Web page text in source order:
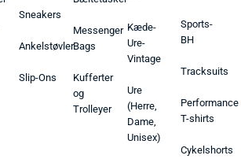
Sneakers
Ankelstøvler
Slip-Ons
Messenger
Bags
Kufferter
og
Trolleyer
Kæde-
Ure-
Vintage
Ure
(Herre,
Dame,
Unisex)
Sports-
BH
Tracksuits
Performance
T-shirts
Cykelshorts